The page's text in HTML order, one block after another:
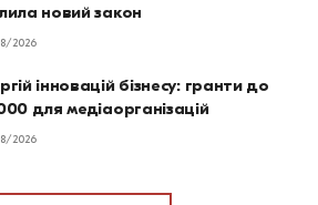
новий закон
2026
інновацій бізнесу: гранти до
для медіаорганізацій
2026